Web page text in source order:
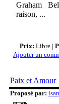
Graham
raison, ...
Prix: Libre |
Ajouter un
Paix et Amour
Proposé par: